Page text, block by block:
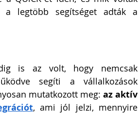
a legtöbb segítséget adták a
is az volt, hogy nemcsak
segíti a vállalkozások
mutatkozott meg: az aktív
, ami jól jelzi, mennyire